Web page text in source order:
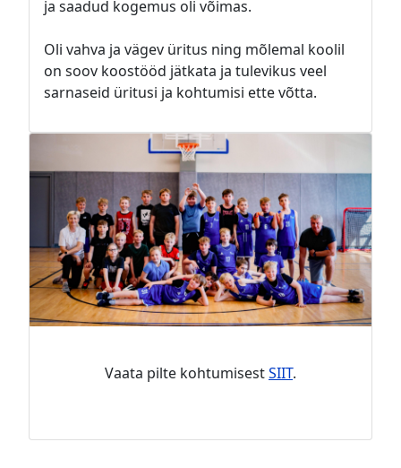
ja saadud kogemus oli võimas.
Oli vahva ja vägev üritus ning mõlemal koolil
on soov koostööd jätkata ja tulevikus veel
sarnaseid üritusi ja kohtumisi ette võtta.
Vaata pilte kohtumisestSIIT.